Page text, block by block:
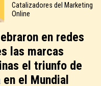
Catalizadores del Marketing
Online
en redes
las marcas
el triunfo de
en el Mundial